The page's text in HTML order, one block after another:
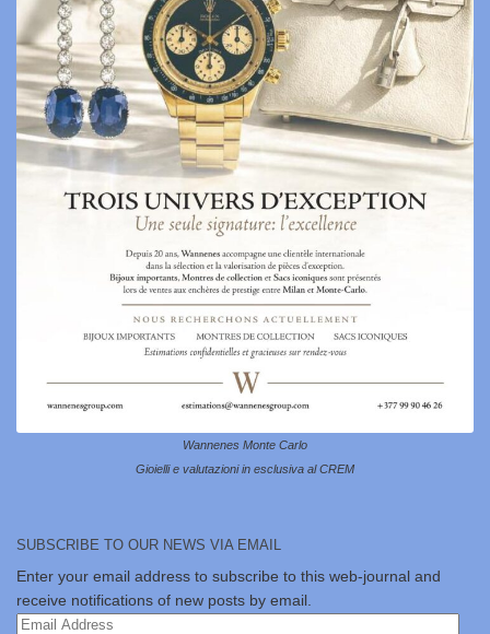
Wannenes Monte Carlo
Gioielli e valutazioni in esclusiva al CREM
SUBSCRIBE TO OUR NEWS VIA EMAIL
Enter your email address to subscribe to this web-journal and
receive notifications of new posts by email.
Email